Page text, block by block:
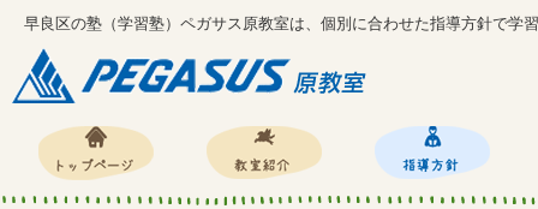
早良区の塾（学習塾）ペガサス原教室は、個別に合わせた指導方針で学